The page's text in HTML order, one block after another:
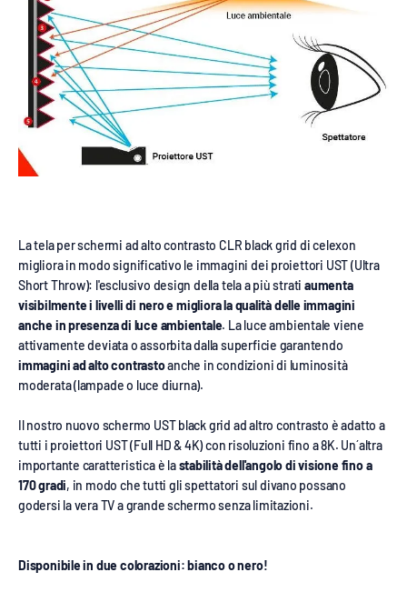
La tela per schermi ad alto contrasto CLR black grid di celexon
migliora in modo significativo le immagini dei proiettori UST (Ultra
Short Throw): l'esclusivo design della tela a più stratiaumenta
visibilmente i livelli di nero e migliora la qualità delle immagini
anche in presenza di luce ambientale. La luce ambientale viene
attivamente deviata o assorbita dalla superficie garantendo
immagini ad alto contrastoanche in condizioni di luminosità
moderata (lampade o luce diurna).
Il nostro nuovo schermo UST black grid ad altro contrasto è adatto a
tutti i proiettori UST (Full HD & 4K) con risoluzioni fino a 8K. Un´altra
importante caratteristica è lastabilità dell'angolo di visione fino a
170 gradi, in modo che tutti gli spettatori sul divano possano
godersi la vera TV a grande schermo senza limitazioni.
Disponibile in due colorazioni: bianco o nero!